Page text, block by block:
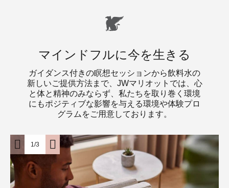
マインドフルに今を生きる
ガイダンス付きの瞑想セッションから飲料水の
新しいご提供方法まで、JWマリオットでは、心
と体と精神のみならず、私たちを取り巻く環境
にもポジティブな影響を与える環境や体験プロ
グラムをご用意しております。
1/3